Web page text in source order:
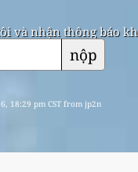
và nhận thông báo
nộp
18:29 pm CST from jp2n